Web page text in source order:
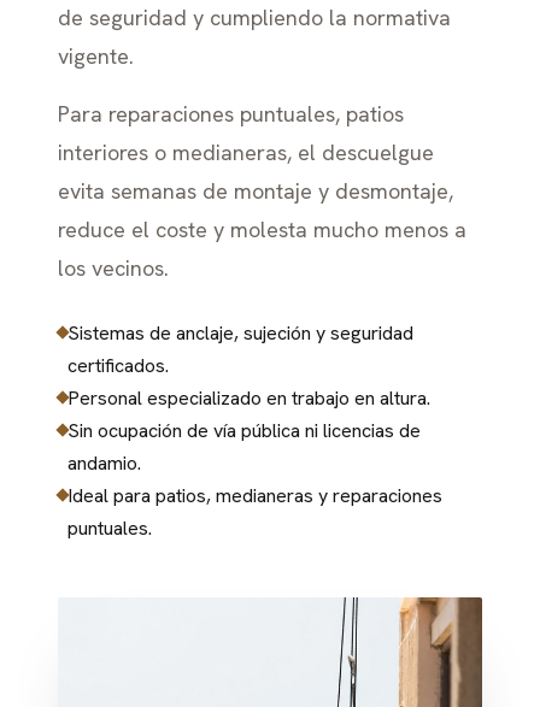
de seguridad y cumpliendo la normativa
vigente.
Para reparaciones puntuales, patios
interiores o medianeras, el descuelgue
evita semanas de montaje y desmontaje,
reduce el coste y molesta mucho menos a
los vecinos.
Sistemas de anclaje, sujeción y seguridad
certificados.
Personal especializado en trabajo en altura.
Sin ocupación de vía pública ni licencias de
andamio.
Ideal para patios, medianeras y reparaciones
puntuales.